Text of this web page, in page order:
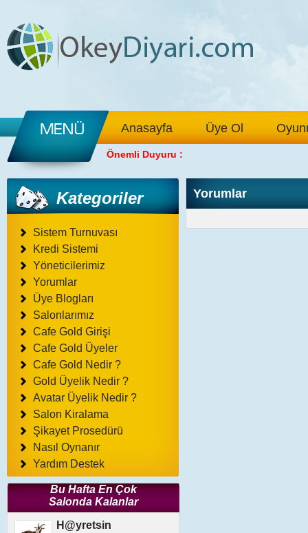
Anasayfa Üye Ol
Önemli Duyuru :
Kategoriler
Sistem Turnuvası
Kredi Sistemi
Yöneticilerimiz
Yorumlar
Üye Blogları
Salonlarımız
Cafe Gold Girişi
Cafe Gold Üyeler
Cafe Gold Nedir ?
Gold Üyelik Nedir ?
Avatar Üyelik Nedir ?
Salon Kiralama
Şikayet Prosedürü
Nasıl Oynanır
Yardım Destek
Bu Hafta En Çok
Salonda Kalanlar
H@yretsin
Yorumlar